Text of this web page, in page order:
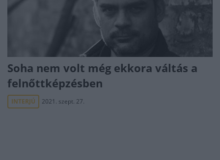
Soha nem volt még ekkora váltás a
felnőttképzésben
INTERJÚ 2021. szept. 27.